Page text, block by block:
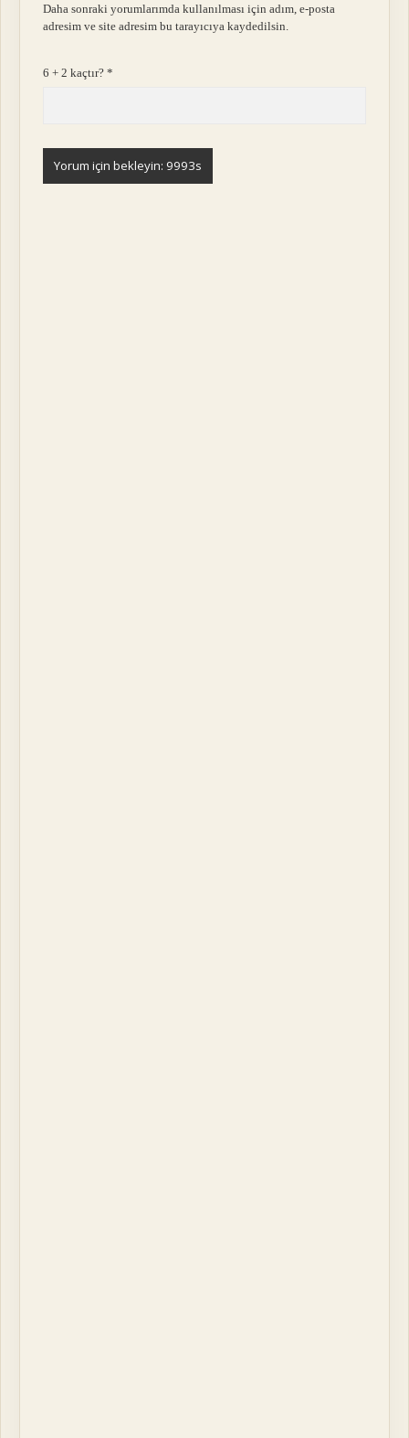
Daha sonraki yorumlarımda kullanılması için adım, e-posta
adresim ve site adresim bu tarayıcıya kaydedilsin.
6 + 2 kaçtır?*